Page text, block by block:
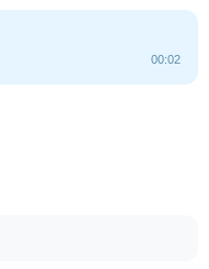
00:02